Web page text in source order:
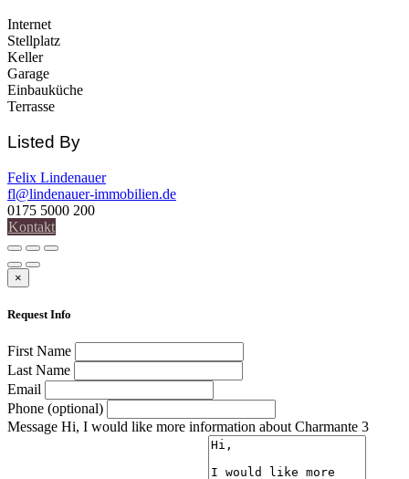
Internet
Stellplatz
Keller
Garage
Einbauküche
Terrasse
Listed By
Felix Lindenauer
fl@lindenauer-immobilien.de
0175 5000 200
Kontakt
×
Request Info
First Name
Last Name
Email
Phone (optional)
Message Hi, I would like more information about Charmante 3